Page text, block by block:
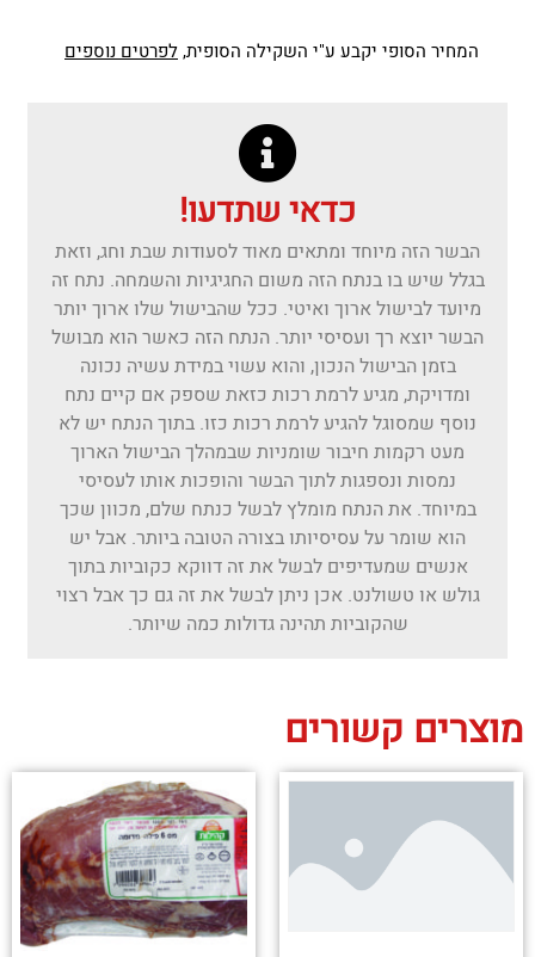
המחיר הסופי יקבע ע"י השקילה הסופית,לפרטים נוספים
כדאי שתדעו!
הבשר הזה מיוחד ומתאים מאוד לסעודות שבת וחג, וזאת
בגלל שיש בו בנתח הזה משום החגיגיות והשמחה. נתח זה
מיועד לבישול ארוך ואיטי. ככל שהבישול שלו ארוך יותר
הבשר יוצא רך ועסיסי יותר. הנתח הזה כאשר הוא מבושל
בזמן הבישול הנכון, והוא עשוי במידת עשיה נכונה
ומדויקת, מגיע לרמת רכות כזאת שספק אם קיים נתח
נוסף שמסוגל להגיע לרמת רכות כזו. בתוך הנתח יש לא
מעט רקמות חיבור שומניות שבמהלך הבישול הארוך
נמסות ונספגות לתוך הבשר והופכות אותו לעסיסי
במיוחד. את הנתח מומלץ לבשל כנתח שלם, מכוון שכך
הוא שומר על עסיסיותו בצורה הטובה ביותר. אבל יש
אנשים שמעדיפים לבשל את זה דווקא כקוביות בתוך
גולש או טשולנט. אכן ניתן לבשל את זה גם כך אבל רצוי
שהקוביות תהינה גדולות כמה שיותר.
מוצרים קשורים